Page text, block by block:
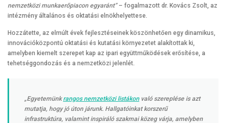
nemzetközi munkaerőpiacon egyaránt”– fogalmazott dr. Kovács Zsolt, az
intézmény általános és oktatási elnökhelyettese.
Hozzátette, az elmúlt évek fejlesztéseinek köszönhetően egy dinamikus,
innovációközpontú oktatási és kutatási környezetet alakítottak ki,
amelyben kiemelt szerepet kap az ipari együttműködések erősítése, a
tehetséggondozás és a nemzetközi jelenlét.
„Egyetemünkrangos nemzetközi listákonvaló szereplése is azt
mutatja, hogy jó úton járunk. Hallgatóinkat korszerű
infrastruktúra, valamint inspiráló szakmai közeg várja, amelyben